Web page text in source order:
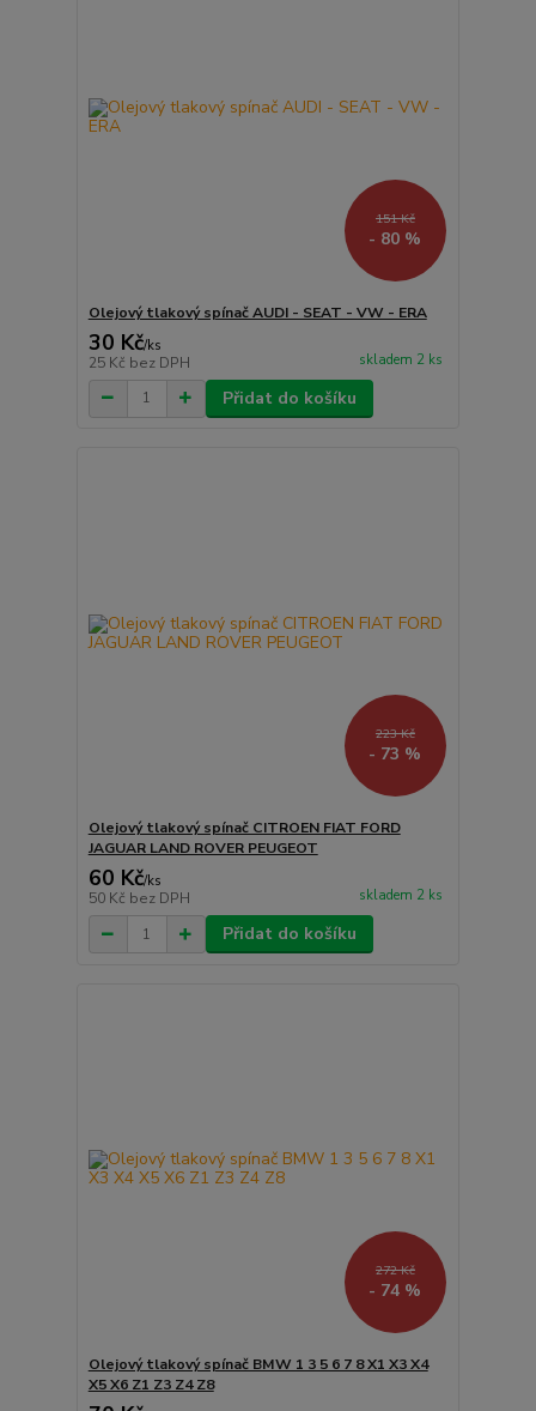
151 Kč
- 80 %
Olejový tlakový spínač AUDI - SEAT - VW - ERA
30 Kč/ks
25 Kč bez DPH skladem 2 ks
Přidat do košíku
223 Kč
- 73 %
Olejový tlakový spínač CITROEN FIAT FORD
JAGUAR LAND ROVER PEUGEOT
60 Kč/ks
50 Kč bez DPH skladem 2 ks
Přidat do košíku
272 Kč
- 74 %
Olejový tlakový spínač BMW 1 3 5 6 7 8 X1 X3 X4
X5 X6 Z1 Z3 Z4 Z8